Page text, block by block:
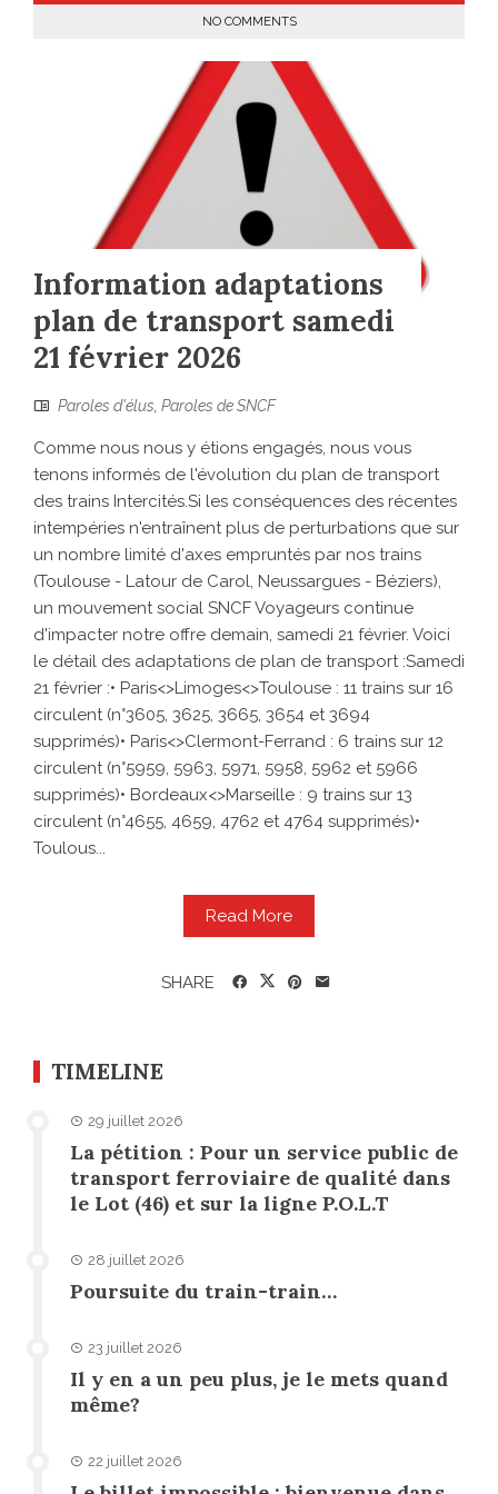
NO COMMENTS
Information adaptations
plan de transport samedi
21 février 2026
Paroles d'élus Paroles de SNCF
Comme nous nous y étions engagés, nous vous
tenons informés de l'évolution du plan de transport
des trains Intercités.Si les conséquences des récentes
intempéries n'entraînent plus de perturbations que sur
un nombre limité d'axes empruntés par nos trains
(Toulouse - Latour de Carol, Neussargues - Béziers),
un mouvement social SNCF Voyageurs continue
d'impacter notre offre demain, samedi 21 février. Voici
le détail des adaptations de plan de transport :Samedi
21 février :• Paris<>Limoges<>Toulouse : 11 trains sur 16
circulent (n°3605, 3625, 3665, 3654 et 3694
supprimés)• Paris<>Clermont-Ferrand : 6 trains sur 12
circulent (n°5959, 5963, 5971, 5958, 5962 et 5966
supprimés)• Bordeaux<>Marseille : 9 trains sur 13
circulent (n°4655, 4659, 4762 et 4764 supprimés)•
Toulous...
Read More
SHARE
TIMELINE
29 juillet 2026
La pétition : Pour un service public de
transport ferroviaire de qualité dans
le Lot (46) et sur la ligne P.O.L.T
28 juillet 2026
Poursuite du train-train…
23 juillet 2026
Il y en a un peu plus, je le mets quand
même?
22 juillet 2026